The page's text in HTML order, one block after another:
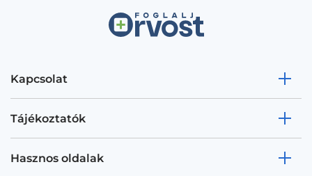
Kapcsolat
Tájékoztatók
Hasznos oldalak